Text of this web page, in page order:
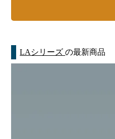
LAシリーズの最新商品